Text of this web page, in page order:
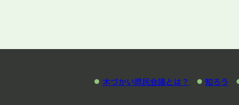
木づかい県民会議とは？ 知ろう